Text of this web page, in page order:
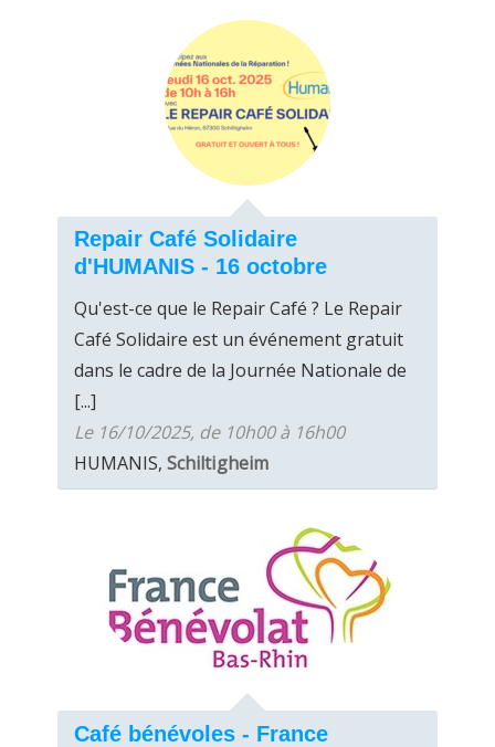
Repair Café Solidaire
d'HUMANIS - 16 octobre
Qu'est-ce que le Repair Café ? Le Repair
Café Solidaire est un événement gratuit
dans le cadre de la Journée Nationale de
[...]
Le 16/10/2025, de 10h00 à 16h00
HUMANIS, Schiltigheim
Café bénévoles - France